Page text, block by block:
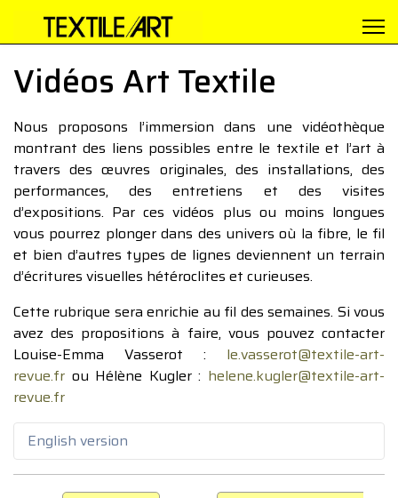
Vidéos Art Textile
Nous proposons l’immersion dans une vidéothèque
montrant des liens possibles entre le textile et l’art à
travers des œuvres originales, des installations, des
performances, des entretiens et des visites
d’expositions. Par ces vidéos plus ou moins longues
vous pourrez plonger dans des univers où la fibre, le fil
et bien d’autres types de lignes deviennent un terrain
d’écritures visuelles hétéroclites et curieuses.
Cette rubrique sera enrichie au fil des semaines. Si vous
avez des propositions à faire, vous pouvez contacter
Louise-Emma Vasserot : le.vasserot@textile-art-
revue.fr ou Hélène Kugler : helene.kugler@textile-art-
revue.fr
English version